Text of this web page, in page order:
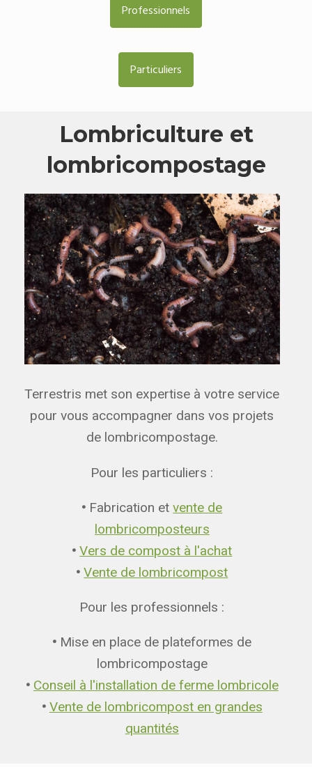
Professionnels
Particuliers
Lombriculture et
lombricompostage
Terrestris met son expertise à votre service
pour vous accompagner dans vos projets
de lombricompostage.
Pour les particuliers :
• Fabrication etvente de
lombricomposteurs
• Vers de compost à l'achat
• Vente de lombricompost
Pour les professionnels :
• Mise en place de plateformes de
lombricompostage
• Conseil à l'installation de ferme lombricole
• Vente de lombricompost en grandes
quantités